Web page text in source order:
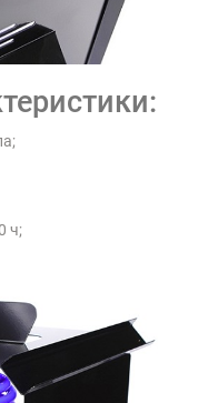
ч;